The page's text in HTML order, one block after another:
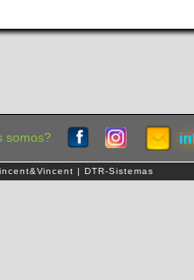
somos?
| DTR-Sistemas